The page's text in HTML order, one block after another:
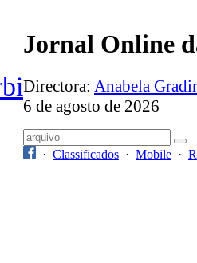
Jornal Online
Directora: Anabela
6 de agosto de 2026
· Classificados · Mobile ·